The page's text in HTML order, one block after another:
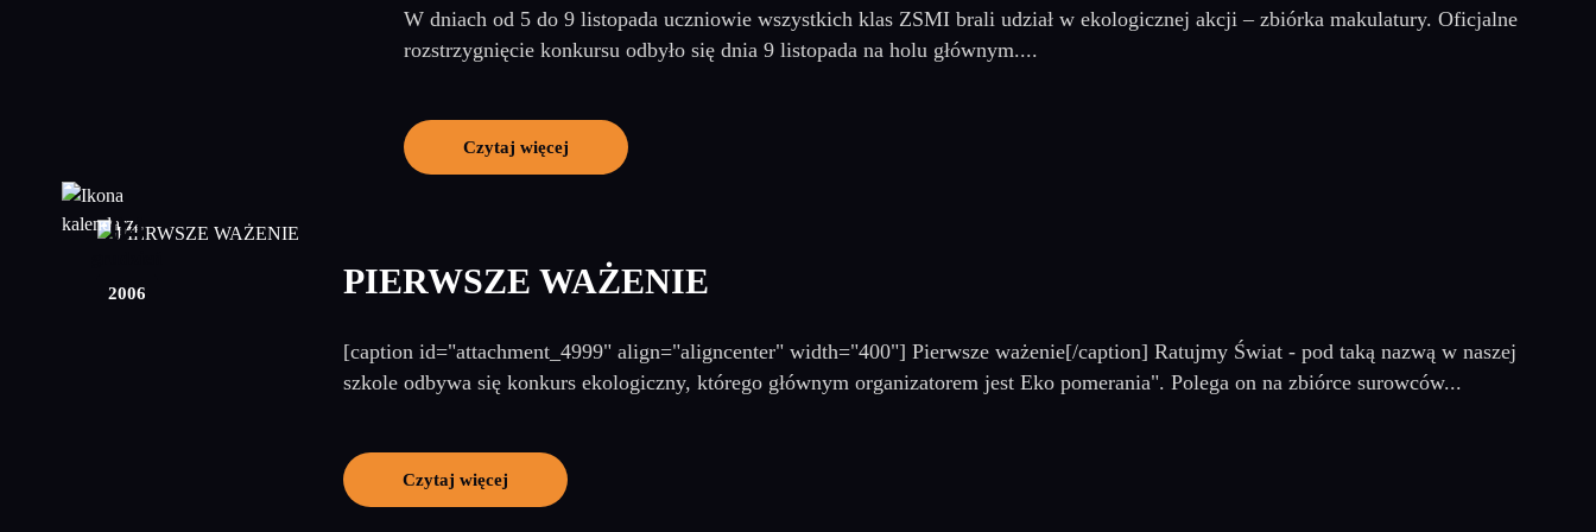
W dniach od 5 do 9 listopada uczniowie wszystkich klas ZSMI brali udział w ekologicznej akcji – zbiórka makulatury. Oficjalne
rozstrzygnięcie konkursu odbyło się dnia 9 listopada na holu głównym....
Czytaj więcej
04
2006
PIERWSZE WAŻENIE
[caption id="attachment_4999" align="aligncenter" width="400"] Pierwsze ważenie[/caption] Ratujmy Świat - pod taką nazwą w naszej
szkole odbywa się konkurs ekologiczny, którego głównym organizatorem jest Eko pomerania". Polega on na zbiórce surowców...
Czytaj więcej